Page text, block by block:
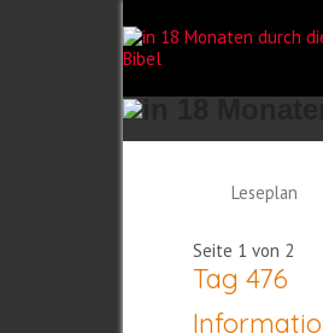
Leseplan
Seite 1 von 2
Tag 476